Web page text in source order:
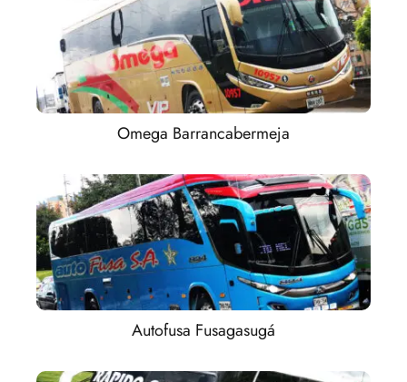
Omega Barrancabermeja
Autofusa Fusagasugá